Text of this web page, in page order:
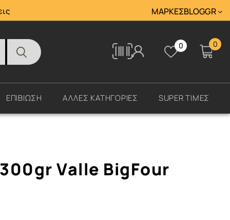
Tracking ΜΆΡΚΕΣBLOGGR
Tracking 0 0
ΕΠΙΒΙΩΣΗ ΑΛΛΕΣ ΚΑΤΗΓΟΡΙΕΣ SUPER ΤΙΜΕΣ
Valle BigFour